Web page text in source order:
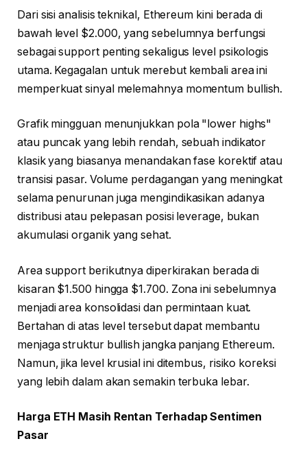
Dari sisi analisis teknikal, Ethereum kini berada di
bawah level $2.000, yang sebelumnya berfungsi
sebagai support penting sekaligus level psikologis
utama. Kegagalan untuk merebut kembali area ini
memperkuat sinyal melemahnya momentum bullish.
Grafik mingguan menunjukkan pola "lower highs"
atau puncak yang lebih rendah, sebuah indikator
klasik yang biasanya menandakan fase korektif atau
transisi pasar. Volume perdagangan yang meningkat
selama penurunan juga mengindikasikan adanya
distribusi atau pelepasan posisi leverage, bukan
akumulasi organik yang sehat.
Area support berikutnya diperkirakan berada di
kisaran $1.500 hingga $1.700. Zona ini sebelumnya
menjadi area konsolidasi dan permintaan kuat.
Bertahan di atas level tersebut dapat membantu
menjaga struktur bullish jangka panjang Ethereum.
Namun, jika level krusial ini ditembus, risiko koreksi
yang lebih dalam akan semakin terbuka lebar.
Harga ETH Masih Rentan Terhadap Sentimen
Pasar